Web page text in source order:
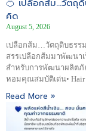
🍊 เปลือกส้ม…วัตถุ
คิด
August 5, 2026
เปลือกส้ม…วัตถุดิบธรร
สรรเปลือกส้มมาพัฒนาเ
สำหรับการพัฒนาผลิต
หอมคุณสมบัติเด่น• Hair
Read More »